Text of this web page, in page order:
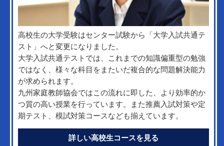
高校生の大学受験はセンター試験から「大学入試共通テ
スト」へと変更になりました。
大学入試共通テストでは、これまでの知識偏重型の勉強
ではなく、様々な科目をまたいだ複合的な問題解決能力
が求められます。
九州家庭教師協会ではこの流れに即した、より効率的か
つ質の高い授業を行っています。また推薦入試対策や定
期テスト、模試対策コースなども揃えています。
詳しい高校生コースを見る